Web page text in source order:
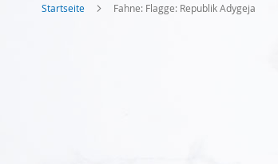
Startseite Fahne: Flagge: Republik Adygeja